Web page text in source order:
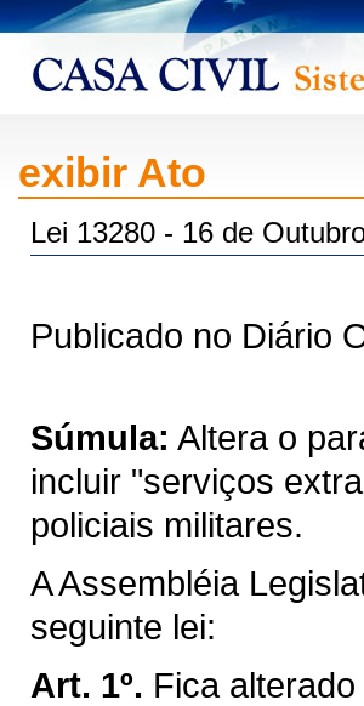
exibir Ato
Lei 13280 - 16 de
Publicado no Diário
Súmula: Altera o
incluir "serviços
policiais militares.
A Assembléia
seguinte lei:
Art. 1º. Fica alterado